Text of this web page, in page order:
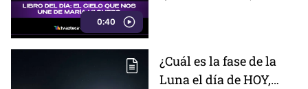
0:40
¿Cuál es la fase de la
Luna el día de HOY,